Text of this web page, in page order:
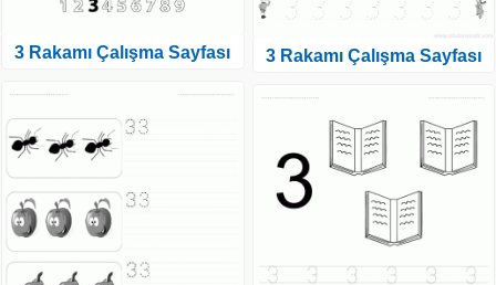
3 Rakamı Çalışma Sayfası 3 Rakamı Çalışma Sayfası